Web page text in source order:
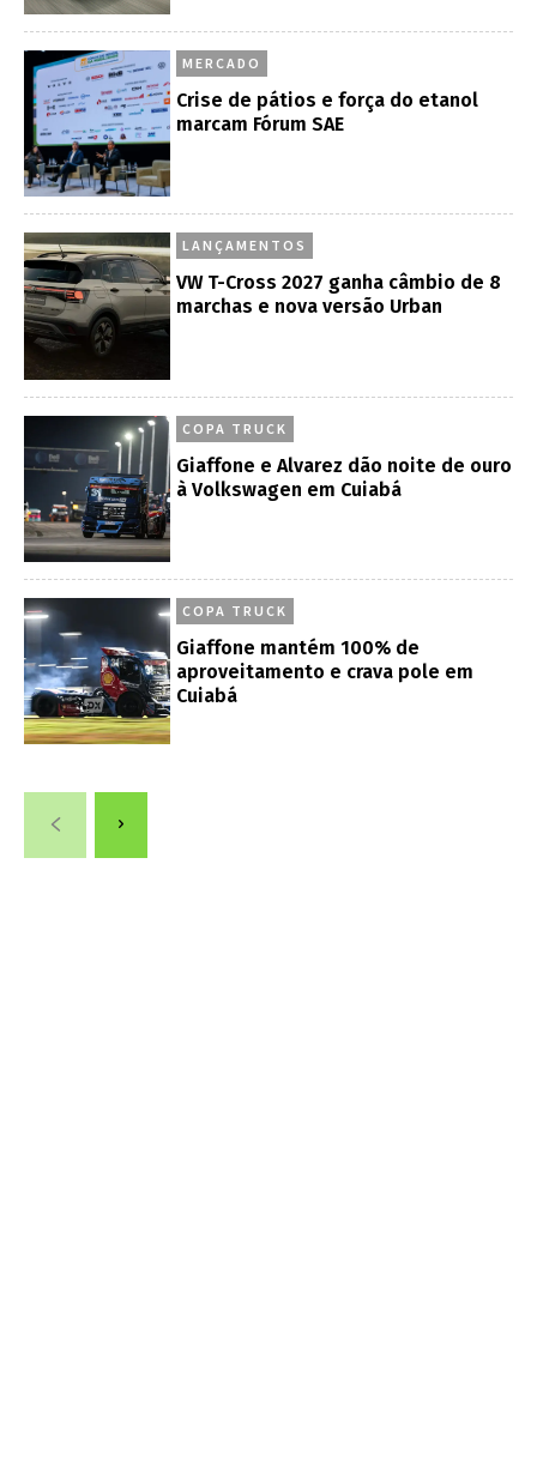
MERCADO
Crise de pátios e força do etanol
marcam Fórum SAE
LANÇAMENTOS
VW T-Cross 2027 ganha câmbio de 8
marchas e nova versão Urban
COPA TRUCK
Giaffone e Alvarez dão noite de ouro
à Volkswagen em Cuiabá
COPA TRUCK
Giaffone mantém 100% de
aproveitamento e crava pole em
Cuiabá